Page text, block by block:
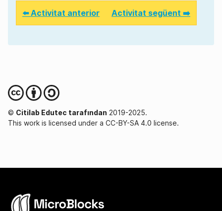
⬅️ Activitat anterior
Activitat següent ➡️
© Citilab Edutec tarafından 2019-2025.
This work is licensed under a CC-BY-SA 4.0 license.